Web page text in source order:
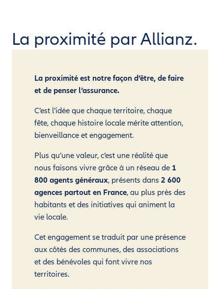
La proximité par Allianz.
La proximité est notre façon d’être, de faire
et de penser l’assurance.
C’est l’idée que chaque territoire, chaque
fête, chaque histoire locale mérite attention,
bienveillance et engagement.
Plus qu’une valeur, c’est une réalité que
nous faisons vivre grâce à un réseau de 1
800 agents généraux, présents dans 2 600
agences partout en France, au plus près des
habitants et des initiatives qui animent la
vie locale.
Cet engagement se traduit par une présence
aux côtés des communes, des associations
et des bénévoles qui font vivre nos
territoires.